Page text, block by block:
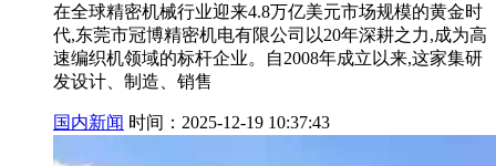
在全球精密机械行业迎来4.8万亿美元市场规模的黄金时
代,东莞市冠博精密机电有限公司以20年深耕之力,成为高
速编织机领域的标杆企业。自2008年成立以来,这家集研
发设计、制造、销售
国内新闻 时间：2025-12-19 10:37:43